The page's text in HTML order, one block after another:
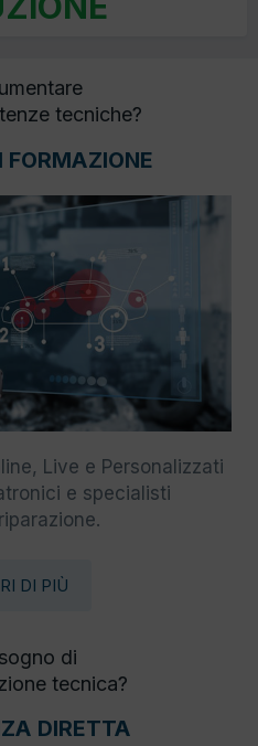
tecniche?
FORMAZIONE
Live e Personalizzati
e specialisti
DI PIÙ
di
tecnica?
DIRETTA